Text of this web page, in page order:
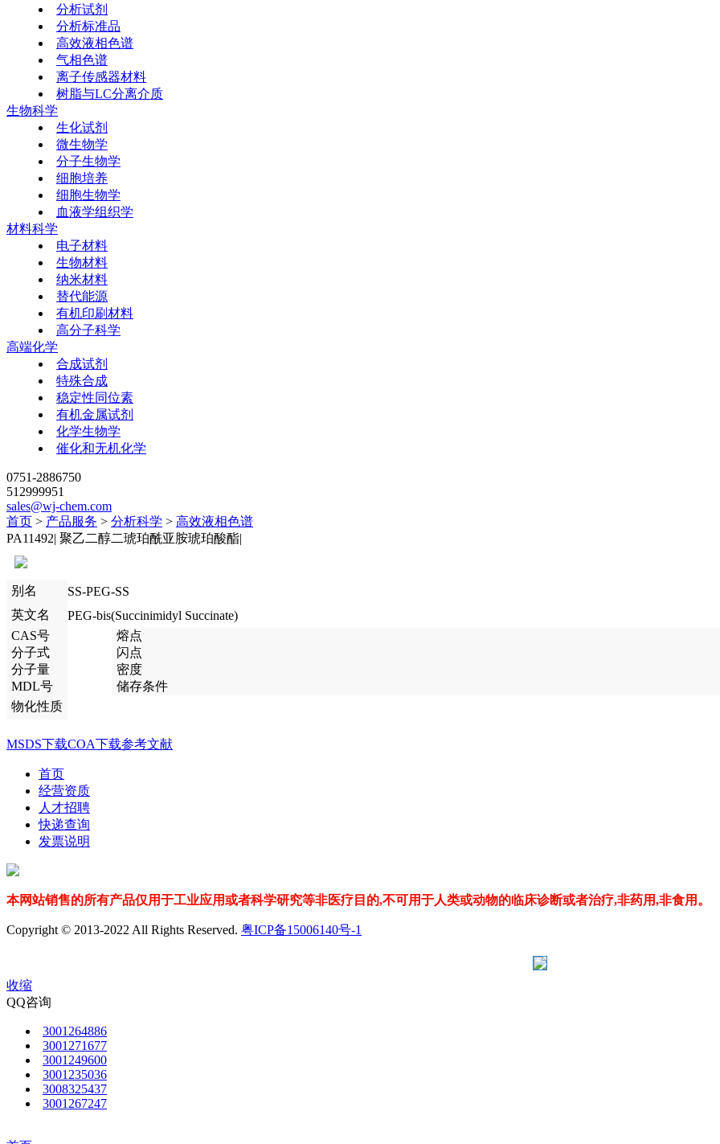
分析试剂
分析标准品
高效液相色谱
气相色谱
离子传感器材料
树脂与LC分离介质
生物科学
生化试剂
微生物学
分子生物学
细胞培养
细胞生物学
血液学组织学
材料科学
电子材料
生物材料
纳米材料
替代能源
有机印刷材料
高分子科学
高端化学
合成试剂
特殊合成
稳定性同位素
有机金属试剂
化学生物学
催化和无机化学
0751-2886750
512999951
sales@wj-chem.com
首页 > 产品服务 > 分析科学 > 高效液相色谱
PA11492| 聚乙二醇二琥珀酰亚胺琥珀酸酯|
别名
SS-PEG-SS
英文名
PEG-bis(Succinimidyl Succinate)
CAS号
熔点
分子式
闪点
分子量
密度
MDL号
储存条件
物化性质
MSDS下载COA下载参考文献
首页
经营资质
人才招聘
快递查询
发票说明
本网站销售的所有产品仅用于工业应用或者科学研究等非医疗目的,不可用于人类或动物的临床诊断或者治疗,非药用,非食用。
Copyright © 2013-2022 All Rights Reserved. 粤ICP备15006140号-1
收缩
QQ咨询
3001264886
3001271677
3001249600
3001235036
3008325437
3001267247